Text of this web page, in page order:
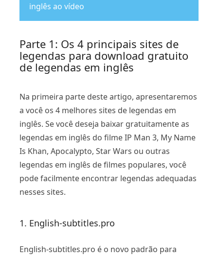
inglês ao vídeo
Parte 1: Os 4 principais sites de
legendas para download gratuito
de legendas em inglês
Na primeira parte deste artigo, apresentaremos
a você os 4 melhores sites de legendas em
inglês. Se você deseja baixar gratuitamente as
legendas em inglês do filme IP Man 3, My Name
Is Khan, Apocalypto, Star Wars ou outras
legendas em inglês de filmes populares, você
pode facilmente encontrar legendas adequadas
nesses sites.
1. English-subtitles.pro
English-subtitles.pro é o novo padrão para